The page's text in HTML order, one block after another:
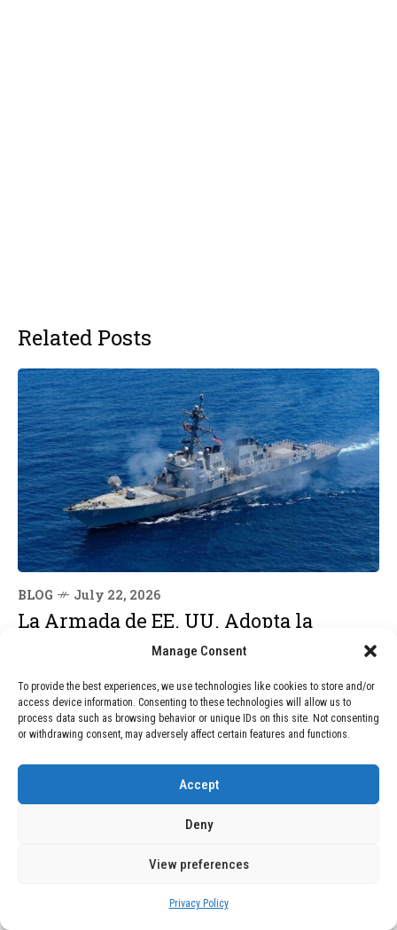
Manage Consent
To provide the best experiences, we use technologies like cookies to store and/or
access device information. Consenting to these technologies will allow us to
process data such as browsing behavior or unique IDs on this site. Not consenting
or withdrawing consent, may adversely affect certain features and functions.
Accept
Deny
View preferences
Privacy Policy
Related Posts
BLOG July 22, 2026
La Armada de EE. UU. Adopta la
Inteligencia Artificial para Predecir
Averías en sus Buques